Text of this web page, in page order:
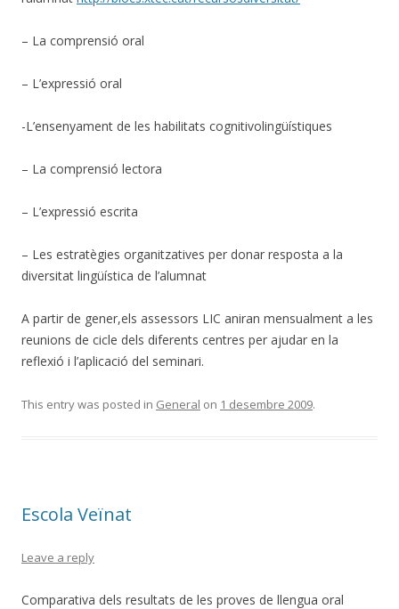
– La comprensió oral
– L’expressió oral
-L’ensenyament de les habilitats cognitivolingüístiques
– La comprensió lectora
– L’expressió escrita
– Les estratègies organitzatives per donar resposta a la
diversitat lingüística de l’alumnat
A partir de gener,els assessors LIC aniran mensualment a les
reunions de cicle dels diferents centres per ajudar en la
reflexió i l’aplicació del seminari.
This entry was posted in General on 1 desembre 2009.
Escola Veïnat
Leave a reply
Comparativa dels resultats de les proves de llengua oral